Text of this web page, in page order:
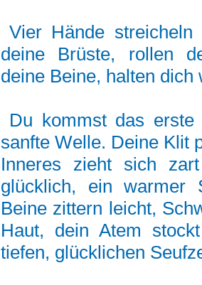
Vier Hände
deine Brüste, rollen
deine Beine, halten dich
Du kommst das
sanfte Welle. Deine Klit
Inneres zieht sich
glücklich, ein warmer
Beine zittern leicht,
Haut, dein Atem
tiefen, glücklichen